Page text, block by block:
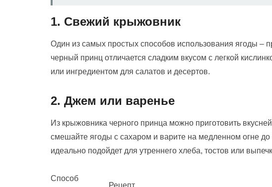
1. Свежий крыжовник
Один из самых простых способов использования ягоды –
черный принц отличается сладким вкусом с легкой
или ингредиентом для салатов и десертов.
2. Джем или варенье
Из крыжовника черного принца можно приготовить
смешайте ягоды с сахаром и варите на медленном огне
идеально подойдет для утреннего хлеба, тостов или
Способ
Рецепт